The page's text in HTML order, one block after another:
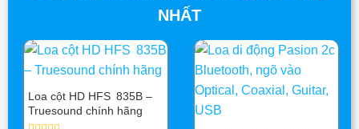
NHẤT
Loa cột HD HFS 835B –
Truesound chính hãng